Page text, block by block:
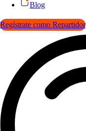
Blog
Regístrate como Repartidor